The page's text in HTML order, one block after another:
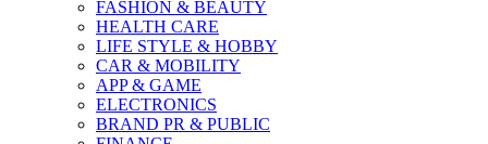
FASHION & BEAUTY
HEALTH CARE
LIFE STYLE & HOBBY
CAR & MOBILITY
APP & GAME
ELECTRONICS
BRAND PR & PUBLIC